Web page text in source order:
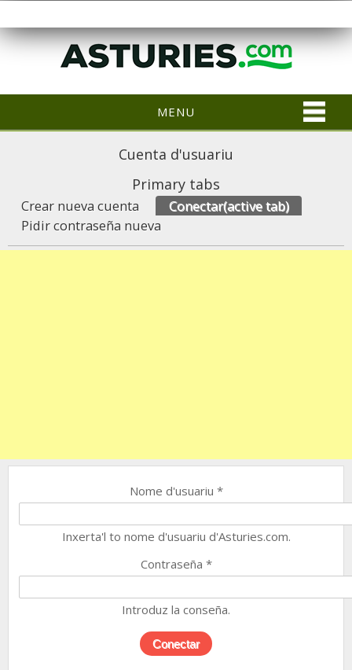
MENU
Cuenta d'usuariu
Primary tabs
Crear nueva cuenta Conectar(active tab)
Pidir contraseña nueva
Nome d'usuariu *
Inxerta'l to nome d'usuariu d'Asturies.com.
Contraseña *
Introduz la conseña.